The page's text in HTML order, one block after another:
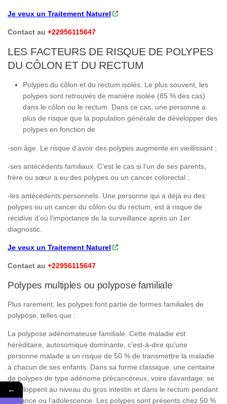
Je veux un Traitement Naturel
Contact au +22956115647
LES FACTEURS DE RISQUE DE POLYPES
DU CÔLON ET DU RECTUM
Polypes du côlon et du rectum isolés. Le plus souvent, les
polypes sont retrouvés de manière isolée (85 % des cas)
dans le côlon ou le rectum. Dans ce cas, une personne a
plus de risque que la population générale de développer des
polypes en fonction de
-son âge. Le risque d’avoir des polypes augmente en vieillissant ;
-ses antécédents familiaux. C’est le cas si l’un de ses parents,
frère ou sœur a eu des polypes ou un cancer colorectal ;
-les antécédents personnels. Une personne qui a déjà eu des
polypes ou un cancer du côlon ou du rectum, est à risque de
récidive d’où l’importance de la surveillance après un 1er
diagnostic.
Je veux un Traitement Naturel
Contact au +22956115647
Polypes multiples ou polypose familiale
Plus rarement, les polypes font partie de formes familiales de
polypose, telles que :
La polypose adénomateuse familiale. Cette maladie est
héréditaire, autosomique dominante, c’est-à-dire qu’une
personne malade a un risque de 50 % de transmettre la maladie
à chacun de ses enfants. Dans sa forme classique, une centaine
de polypes de type adénome précancéreux, voire davantage, se
développent au niveau du gros intestin et dans le rectum pendant
l’enfance ou l’adolescence. Les polypes sont présents chez 50 %
←